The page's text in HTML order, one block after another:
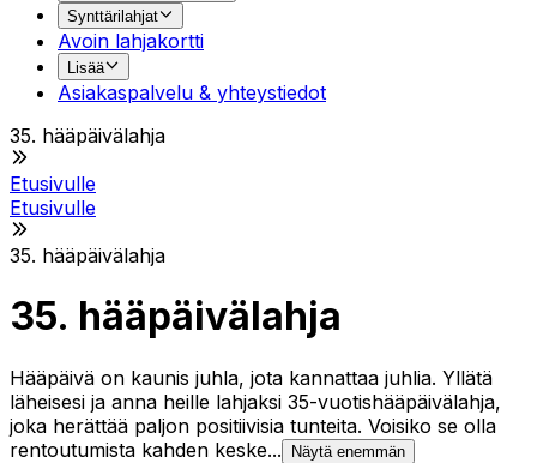
Synttärilahjat
Avoin lahjakortti
Lisää
Asiakaspalvelu & yhteystiedot
35. hääpäivälahja
Etusivulle
Etusivulle
35. hääpäivälahja
35. hääpäivälahja
Hääpäivä on kaunis juhla, jota kannattaa juhlia. Yllätä
läheisesi ja anna heille lahjaksi 35-vuotishääpäivälahja,
joka herättää paljon positiivisia tunteita. Voisiko se olla
rentoutumista kahden keske...
Näytä enemmän